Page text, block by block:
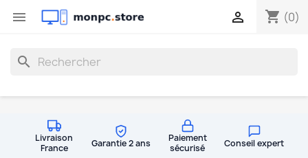
 shopping_cart (0)

search
Livraison
France
Garantie 2 ans
Paiement
sécurisé
Conseil expert